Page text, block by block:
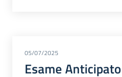
05/07/2025
Esame